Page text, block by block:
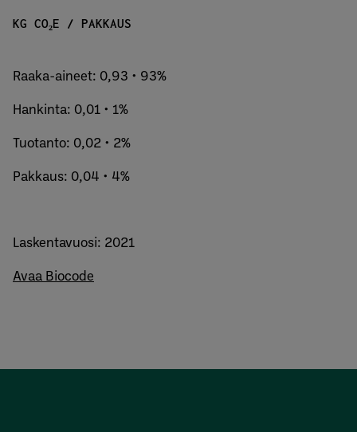
KG CO₂E / PAKKAUS
Raaka-aineet: 0,93 • 93%
Hankinta: 0,01 • 1%
Tuotanto: 0,02 • 2%
Pakkaus: 0,04 • 4%
Laskentavuosi: 2021
Avaa Biocode